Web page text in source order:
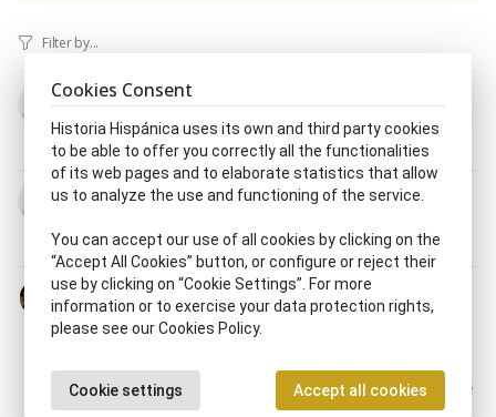
Lorenzo Abruñedo Zueros
10.VIII.1836 - 14.X.1902
Cantante lírico, ca |Empresario, ria teatral
Tomás de Azula y Uríen
Barítono|Cantante lírico, ca
Teresa Berganza Vargas
16.III.1933 - 13.V.2022
Académico, ca de la Real Academia de Bellas Artes de
Mezzosoprano
Premio Príncipe, Princesa de Asturias
|Profesor, ra
Cookies Consent
Historia Hispánica uses its own and third party cookies
to be able to offer you correctly all the functionalities
of its web pages and to elaborate statistics that allow
us to analyze the use and functioning of the service.
You can accept our use of all cookies by clicking on the
“Accept All Cookies” button, or configure or reject their
use by clicking on “Cookie Settings”. For more
information or to exercise your data protection rights,
please see our Cookies Policy.
Cookie settings Accept all cookies